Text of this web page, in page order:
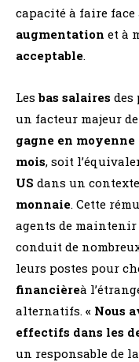
capacité à faire face
augmentation et à
acceptable.
Lesbas salaires des
un facteur majeur
gagne en
mois, soit
US dans un
monnaie. Cette
agents de maintenir
conduit de
leurs postes pour
financièreà
alternatifs. « Nous
effectifs dans les
un responsable de